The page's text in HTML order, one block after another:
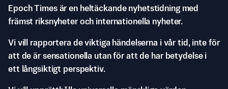
Epoch Times är en heltäckande nyhetstidning med
främst riksnyheter och internationella nyheter.
Vi vill rapportera de viktiga händelserna i vår tid, inte för
att de är sensationella utan för att de har betydelse i
ett långsiktigt perspektiv.